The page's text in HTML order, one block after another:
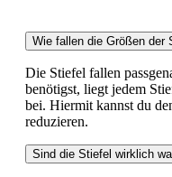
Wie fallen die Größen der
Die Stiefel fallen
benötigst, liegt jedem
bei. Hiermit kannst du
reduzieren.
Sind die Stiefel wirklich